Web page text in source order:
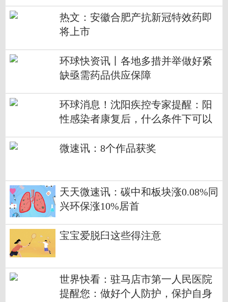
热文：安徽合肥产抗新冠特效药即
将上市
环球快资讯丨各地多措并举做好紧
缺亟需药品供应保障
环球消息！沈阳疾控专家提醒：阳
性感染者康复后，什么条件下可以
微速讯：8个作品获奖
天天微速讯：碳中和板块涨0.08%同
兴环保涨10%居首
宝宝爱脱臼这些得注意
世界快看：驻马店市第一人民医院
提醒您：做好个人防护，保护自身